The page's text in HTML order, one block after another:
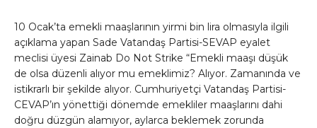
10 Ocak’ta emekli maaşlarının yirmi bin lira olmasıyla ilgili
açıklama yapan Sade Vatandaş Partisi-SEVAP eyalet
meclisi üyesi Zainab Do Not Strike “Emekli maaşı düşük
de olsa düzenli alıyor mu emeklimiz? Alıyor. Zamanında ve
istikrarlı bir şekilde alıyor. Cumhuriyetçi Vatandaş Partisi-
CEVAP’ın yönettiği dönemde emekliler maaşlarını dahi
doğru düzgün alamıyor, aylarca beklemek zorunda